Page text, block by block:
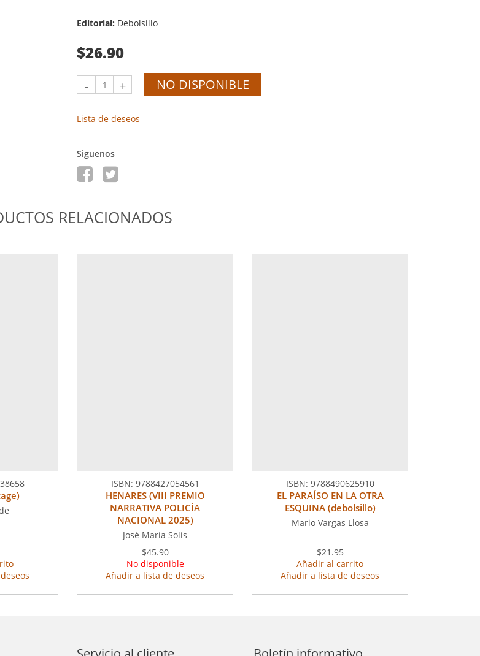
Editorial: Debolsillo
$26.90
- + NO DISPONIBLE
Lista de deseos
Siguenos
RELACIONADOS
ISBN: 9788427054561
HENARES (VIII PREMIO
NARRATIVA POLICÍA
NACIONAL 2025)
José María Solís
$45.90
No disponible
Añadir a lista de deseos
ISBN: 9788490625910
EL PARAÍSO EN LA OTRA
ESQUINA (debolsillo)
Mario Vargas Llosa
$21.95
Añadir al carrito
Añadir a lista de deseos